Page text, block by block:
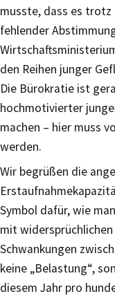
musste, dass es
fehlender
den Reihen junger
Die Bürokratie ist
hochmotivierter
machen – hier muss
werden.
Wir begrüßen die
Symbol dafür, wie
mit
Schwankungen
keine „Belastung“,
diesem Jahr pro